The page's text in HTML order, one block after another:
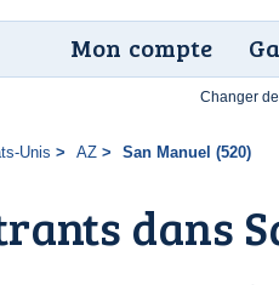
Mon compte
Unis AZ San Manuel (520)
dans
Changer